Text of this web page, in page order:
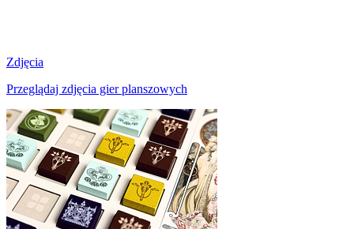
Zdjęcia
Przeglądaj zdjęcia gier planszowych